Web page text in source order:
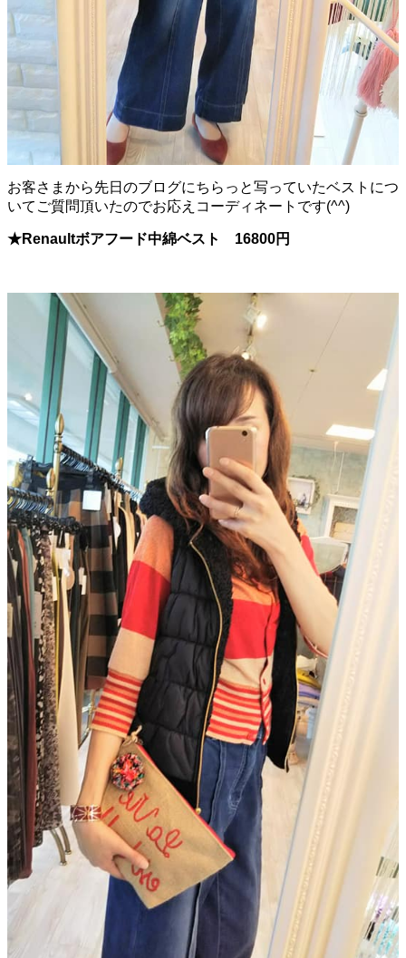
お客さまから先日のブログにちらっと写っていたベストにつ
いてご質問頂いたのでお応えコーディネートです(^^)
★Renaultボアフード中綿ベスト 16800円